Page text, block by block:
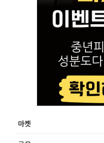
마켓